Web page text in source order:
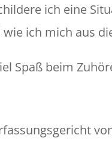
ich eine
ich mich aus
Spaß beim